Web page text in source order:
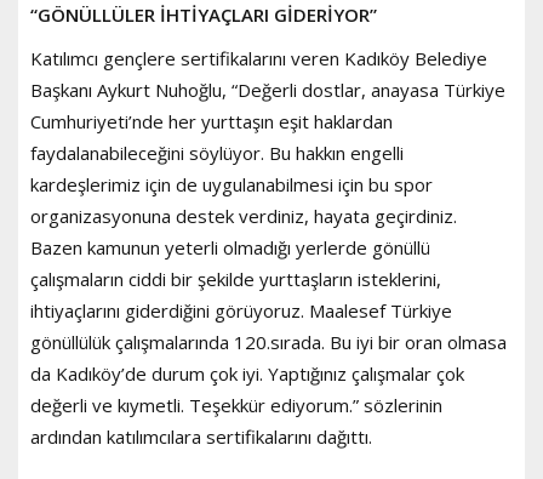
“GÖNÜLLÜLER İHTİYAÇLARI GİDERİYOR”
Katılımcı gençlere sertifikalarını veren Kadıköy Belediye
Başkanı Aykurt Nuhoğlu, “Değerli dostlar, anayasa Türkiye
Cumhuriyeti’nde her yurttaşın eşit haklardan
faydalanabileceğini söylüyor. Bu hakkın engelli
kardeşlerimiz için de uygulanabilmesi için bu spor
organizasyonuna destek verdiniz, hayata geçirdiniz.
Bazen kamunun yeterli olmadığı yerlerde gönüllü
çalışmaların ciddi bir şekilde yurttaşların isteklerini,
ihtiyaçlarını giderdiğini görüyoruz. Maalesef Türkiye
gönüllülük çalışmalarında 120.sırada. Bu iyi bir oran olmasa
da Kadıköy’de durum çok iyi. Yaptığınız çalışmalar çok
değerli ve kıymetli. Teşekkür ediyorum.” sözlerinin
ardından katılımcılara sertifikalarını dağıttı.